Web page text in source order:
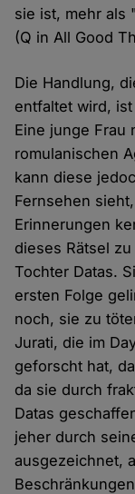
sie ist, mehr als
(Q in All Good
Die Handlung,
entfaltet wird,
Eine junge Frau
romulanischen
kann diese
Fernsehen
Erinnerungen
dieses Rätsel
Tochter Datas.
ersten Folge
noch, sie zu
Jurati, die im
geforscht hat,
da sie durch
Datas
jeher durch
ausgezeichnet,